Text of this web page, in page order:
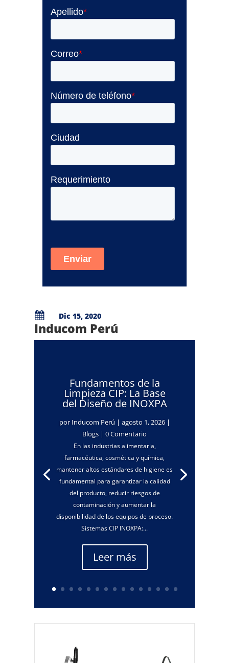
 Dic 15, 2020
Inducom Perú
Fundamentos de la
Limpieza CIP: La Base
del Diseño de INOXPA
por Inducom Perú | agosto 1, 2026|
Blogs | 0 Comentario
En las industrias alimentaria,
farmacéutica, cosmética y química,
mantener altos estándares de higiene es
fundamental para garantizar la calidad
del producto, reducir riesgos de
contaminación y aumentar la
disponibilidad de los equipos de proceso.
Sistemas CIP INOXPA:...
Leer más